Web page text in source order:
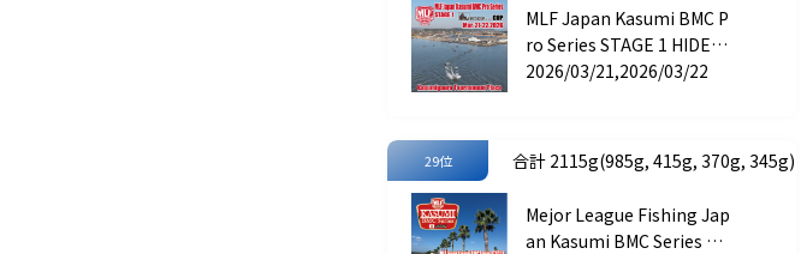
MLF Japan Kasumi BMC P
ro Series STAGE 1 HIDEU
P CUP
2026/03/21,2026/03/22
29位 合計 2115g(985g, 415g, 370g, 345g)
Mejor League Fishing Jap
an Kasumi BMC Series ST